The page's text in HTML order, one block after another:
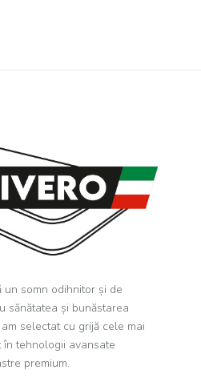
un somn odihnitor și de
sănătatea și bunăstarea
selectat cu grijă cele mai
tehnologii avansate
premium.